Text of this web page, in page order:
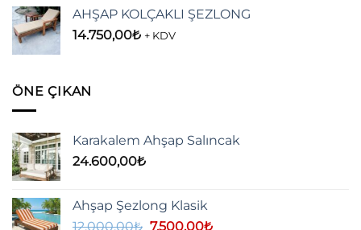
AHŞAP KOLÇAKLI ŞEZLONG
14.750,00₺ + KDV
ÖNE ÇIKAN
Karakalem Ahşap Salıncak
24.600,00₺
Ahşap Şezlong Klasik
12.000,00₺ Orijinal
7.500,00₺Şu